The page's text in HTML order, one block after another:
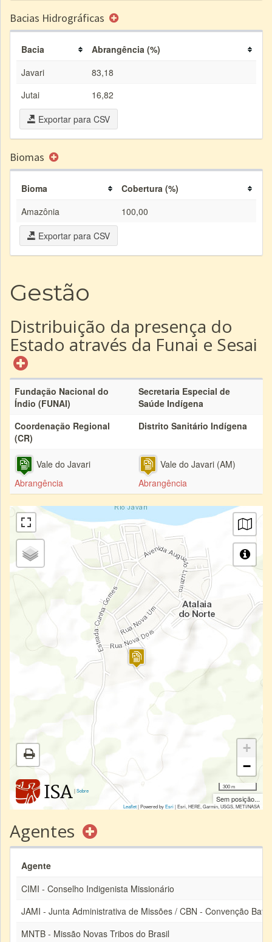
Bacias Hidrográficas
Bacia
Abrangência (%)
Javari
83,18
Jutai
16,82
Exportar para CSV
Biomas
Bioma
Cobertura (%)
Amazônia
100,00
Exportar para CSV
Gestão
Distribuição da presença do
Estado através da Funai e Sesai
Fundação Nacional do
Índio (FUNAI)
Secretaria Especial de
Saúde Indígena
Coordenação Regional
(CR)
Distrito Sanitário Indígena
Vale do Javari
Abrangência
Vale do Javari (AM)
Abrangência
|Sobre
+
−
300 m
Sem posição...
Leaflet| Powered byEsri|Esri, HERE, Garmin, USGS, METI/NASA
Agentes
Agente
CIMI - Conselho Indigenista Missionário
JAMI - Junta Administrativa de Missões / CBN - Convenção
MNTB - Missão Novas Tribos do Brasil